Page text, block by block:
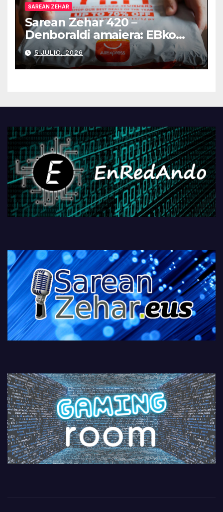
SAREAN ZEHAR
Sarean Zehar 420 –
Denboraldi amaiera: EBko
muga-zerga berriak
AliExpressi, AEBetako AAren
kontrola, Googleri behin
PlayStationeko bideojoko
5 JULIO, 2026